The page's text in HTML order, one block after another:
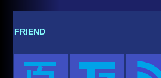
FRIEND